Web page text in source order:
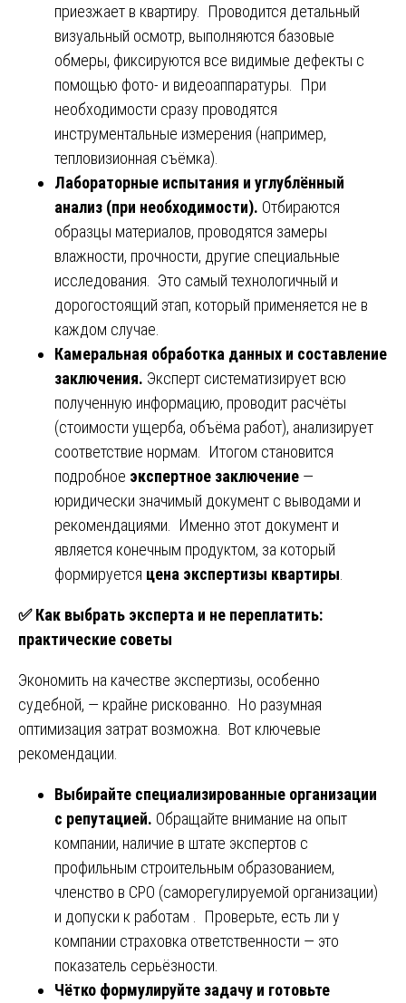
приезжает в квартиру. Проводится детальный
визуальный осмотр, выполняются базовые
обмеры, фиксируются все видимые дефекты с
помощью фото- и видеоаппаратуры. При
необходимости сразу проводятся
инструментальные измерения (например,
тепловизионная съёмка).
Лабораторные испытания и углублённый
анализ (при необходимости). Отбираются
образцы материалов, проводятся замеры
влажности, прочности, другие специальные
исследования. Это самый технологичный и
дорогостоящий этап, который применяется не в
каждом случае.
Камеральная обработка данных и составление
заключения. Эксперт систематизирует всю
полученную информацию, проводит расчёты
(стоимости ущерба, объёма работ), анализирует
соответствие нормам. Итогом становится
подробное экспертное заключение —
юридически значимый документ с выводами и
рекомендациями. Именно этот документ и
является конечным продуктом, за который
формируется цена экспертизы квартиры
✅Как выбрать эксперта и не переплатить:
практические советы
Экономить на качестве экспертизы, особенно
судебной, — крайне рискованно. Но разумная
оптимизация затрат возможна. Вот ключевые
рекомендации.
Выбирайте специализированные организации
с репутацией. Обращайте внимание на опыт
компании, наличие в штате экспертов с
профильным строительным образованием,
членство в СРО (саморегулируемой организации)
и допуски к работам . Проверьте, есть ли у
компании страховка ответственности — это
показатель серьёзности.
Чётко формулируйте задачу и готовьте